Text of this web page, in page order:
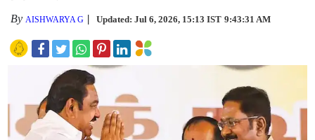
By AISHWARYA G Updated: Jul 6, 2026, 15:13 IST 9:43:31 AM